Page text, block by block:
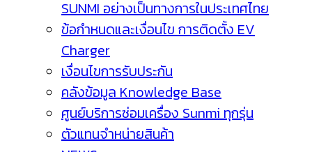
SUNMI อย่างเป็นทางการในประเทศไทย
ข้อกำหนดและเงื่อนไข การติดตั้ง EV
Charger
เงื่อนไขการรับประกัน
คลังข้อมูล Knowledge Base
ศูนย์บริการซ่อมเครื่อง Sunmi ทุกรุ่น
ตัวแทนจำหน่ายสินค้า